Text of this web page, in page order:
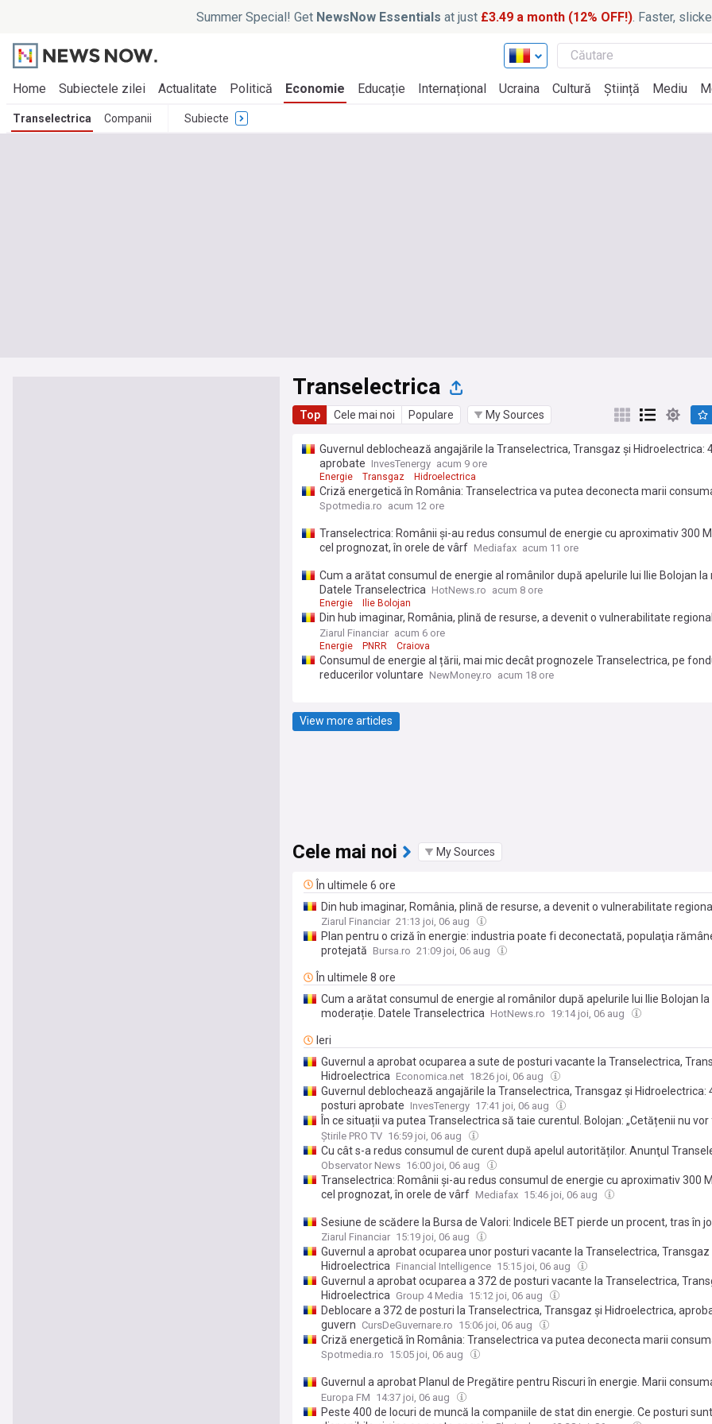
Summer Special! Get NewsNow Essentials at just £3.49 a month (12% OFF!). Faster,
Home Subiectele zilei Actualitate Politică Economie Educație Internațional Ucraina Cultură Știință Mediu
Transelectrica Companii Subiecte
Transelectrica
Top Cele mai noi Populare My Sources
Guvernul deblochează angajările la Transelectrica, Transgaz și Hidroelectrica:
aprobate InvesTenergy acum 9 ore
Energie Transgaz Hidroelectrica
Criză energetică în România: Transelectrica va putea deconecta marii
industriali, dacă e nevoie. Populația și spitalele nu vor fi afectate
Spotmedia.ro acum 12 ore
Transelectrica: Românii și-au redus consumul de energie cu aproximativ 300
cel prognozat, în orele de vârf Mediafax acum 11 ore
Cum a arătat consumul de energie al românilor după apelurile lui Ilie Bolojan la
Datele Transelectrica HotNews.ro acum 8 ore
Energie Ilie Bolojan
Din hub imaginar, România, plină de resurse, a devenit o vulnerabilitate
România trebuia să aibă în centrale pe gaz 4.000 MW anul acesta. Dar nimic nu
finalizat, iar acum guvernul a ajuns la etapa de închis fabrici în lipsa energiei
Ziarul Financiar acum 6 ore
Energie PNRR Craiova
Consumul de energie al țării, mai mic decât prognozele Transelectrica, pe
reducerilor voluntare NewMoney.ro acum 18 ore
View more articles
Cele mai noi My Sources
În ultimele 6 ore
Din hub imaginar, România, plină de resurse, a devenit o vulnerabilitate
România trebuia să aibă în centrale pe gaz 4.000 MW anul acesta. Dar nimic nu
finalizat, iar acum guvernul a ajuns la etapa de închis fabrici în lipsa energiei
Ziarul Financiar 21:13 joi, 06 aug
Plan pentru o criză în energie: industria poate fi deconectată, populaţia
protejată Bursa.ro 21:09 joi, 06 aug
În ultimele 8 ore
Cum a arătat consumul de energie al românilor după apelurile lui Ilie Bolojan la
moderație. Datele Transelectrica HotNews.ro 19:14 joi, 06 aug
Ieri
Guvernul a aprobat ocuparea a sute de posturi vacante la Transelectrica,
Hidroelectrica Economica.net 18:26 joi, 06 aug
Guvernul deblochează angajările la Transelectrica, Transgaz și Hidroelectrica:
posturi aprobate InvesTenergy 17:41 joi, 06 aug
În ce situații va putea Transelectrica să taie curentul. Bolojan: „Cetățenii nu
doar clienții industriali”
Știrile PRO TV 16:59 joi, 06 aug
Cu cât s-a redus consumul de curent după apelul autorităților. Anunţul
Observator News 16:00 joi, 06 aug
Transelectrica: Românii și-au redus consumul de energie cu aproximativ 300
cel prognozat, în orele de vârf Mediafax 15:46 joi, 06 aug
Sesiune de scădere la Bursa de Valori: Indicele BET pierde un procent, tras în
Hidroelectrica, Digi, Transelectrica şi Cris-Tim
Ziarul Financiar 15:19 joi, 06 aug
Guvernul a aprobat ocuparea unor posturi vacante la Transelectrica, Transgaz
Hidroelectrica Financial Intelligence 15:15 joi, 06 aug
Guvernul a aprobat ocuparea a 372 de posturi vacante la Transelectrica,
Hidroelectrica Group 4 Media 15:12 joi, 06 aug
Deblocare a 372 de posturi la Transelectrica, Transgaz și Hidroelectrica,
guvern CursDeGuvernare.ro 15:06 joi, 06 aug
Criză energetică în România: Transelectrica va putea deconecta marii
industriali, dacă e nevoie. Populația și spitalele nu vor fi afectate
Spotmedia.ro 15:05 joi, 06 aug
Guvernul a aprobat Planul de Pregătire pentru Riscuri în energie. Marii
deconectați în cazul unor dezechilibre majore în sistemul energetic | AUDIO
Europa FM 14:37 joi, 06 aug
Peste 400 de locuri de muncă la companiile de stat din energie. Ce posturi sunt